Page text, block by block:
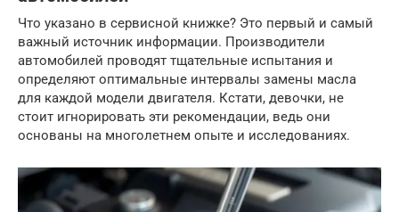
Что указано в сервисной книжке? Это первый и самый
важный источник информации. Производители
автомобилей проводят тщательные испытания и
определяют оптимальные интервалы замены масла
для каждой модели двигателя. Кстати, девочки, не
стоит игнорировать эти рекомендации, ведь они
основаны на многолетнем опыте и исследованиях.